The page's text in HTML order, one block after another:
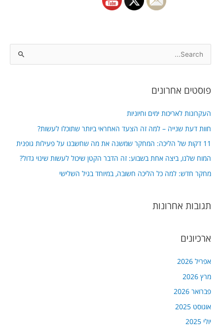
r
o
r
:
פוסטים אחרונים
העקרונות לאריכות ימים וחיוניות
חוות דעת שנייה – למה זה הצעד האחראי ביותר שתוכלו לעשות?
11 דקות של הליכה: המחקר שמשנה את מה שחשבנו על פעילות גופנית
המוח שלנו, ביצה אחת בשבוע: זה הדבר הקטן שיכול לעשות שינוי גדול?
מחקר חדש: למה כל הליכה חשובה, במיוחד בגיל השלישי
תגובות אחרונות
ארכיונים
אפריל 2026
מרץ 2026
פברואר 2026
אוגוסט 2025
יולי 2025